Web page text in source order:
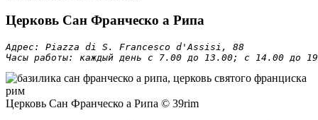
Церковь Сан Франческо а Рипа
Адрес: Piazza di S. Francesco d'Assisi, 88
Часы работы: каждый день с 7.00 до 13.00; с 14.00 до
Церковь Сан Франческо а Рипа © 39rim